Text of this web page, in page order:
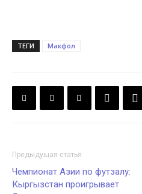
ТЕГИ Макфол
Предыдущая статья
Чемпионат Азии по футзалу:
Кыргызстан проигрывает